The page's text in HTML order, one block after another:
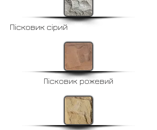
Пісковик сірий
Пісковик рожевий